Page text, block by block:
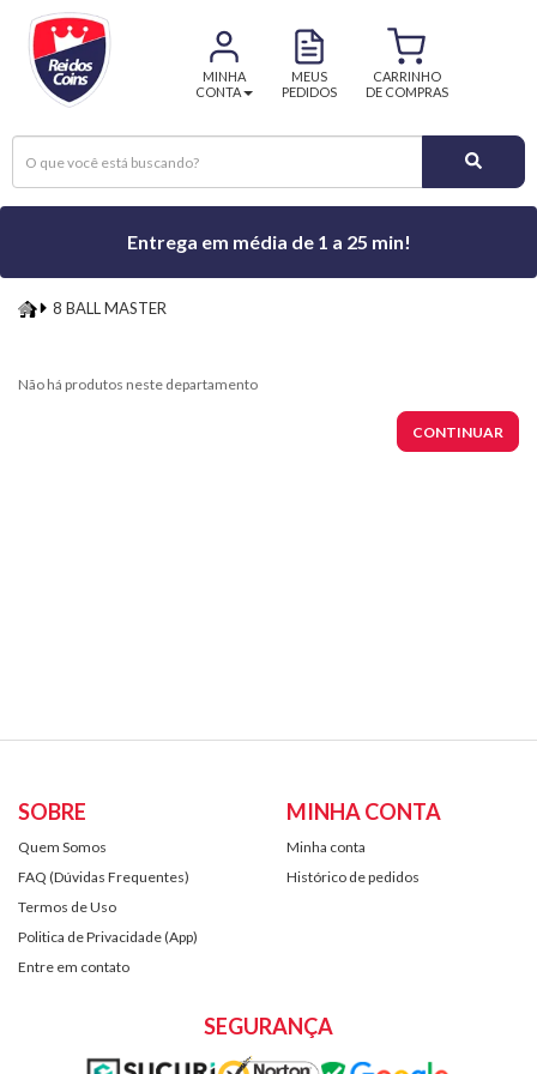
MINHA
CONTA
MEUS
PEDIDOS
CARRINHO
DE COMPRAS
Entrega em média de 1 a 25 min!
8 BALL MASTER
BALL
MASTER
Não há produtos neste departamento
CONTINUAR
SOBRE
Quem Somos
FAQ (Dúvidas Frequentes)
Termos de Uso
Politica de Privacidade (App)
Entre em contato
MINHA CONTA
Minha conta
Histórico de pedidos
SEGURANÇA